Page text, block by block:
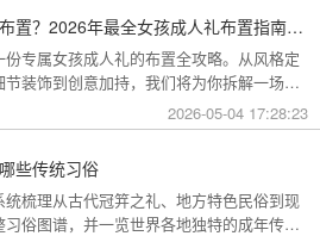
女孩成人礼怎么布置？2026年最全女孩成人礼布置指南：从梦幻公主风到酷飒个性范，打造专属她的成年盛典
专属女孩成人礼的布置全攻略。从风格定
装饰到创意加持，我们将为你拆解一场值
人礼，究竟该如何打造。2026-05-04 17:28:23
些传统习俗
梳理从古代冠笄之礼、地方特色民俗到现
俗图谱，并一览世界各地独特的成年传